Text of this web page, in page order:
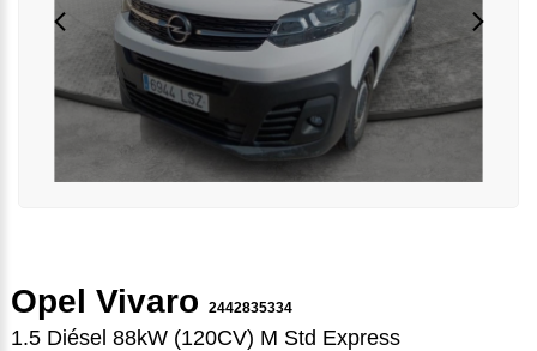
Opel Vivaro 2442835334
1.5 Diésel 88kW (120CV) M Std Express